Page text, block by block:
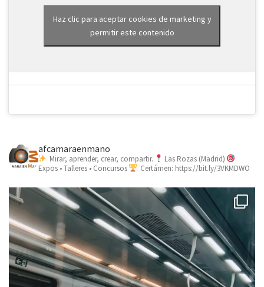
Haz clic para aceptar cookies de marketing y
permitir este contenido
afcamaraenmano
Mirar, aprender, crear, compartir.
Las Rozas (Madrid)
Expos • Talleres • Concursos
Certámen: https://bit.ly/3VKMDWO